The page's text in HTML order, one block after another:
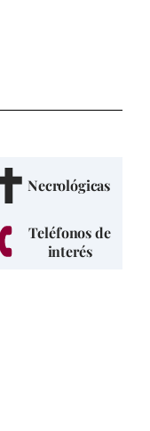
Necrológicas
Teléfonos de
interés